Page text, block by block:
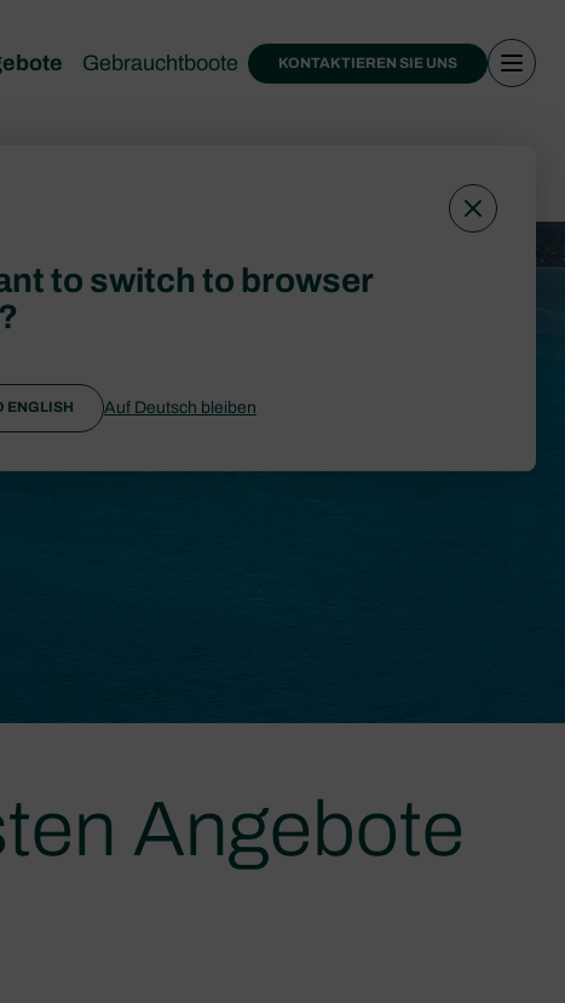
Gebrauchtboote KONTAKTIEREN SIE UNS
Angebote
to switch to browser
ENGLISH Auf Deutsch bleiben